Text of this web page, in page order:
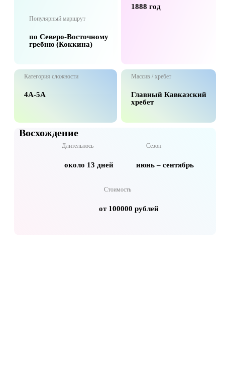
Популярный маршрут
по Северо-Восточному
гребню (Коккина)
1888 год
Категория сложности
4А-5А
Массив / хребет
Главный Кавказский
хребет
Восхождение
Длительнось
около 13 дней
Сезон
июнь – сентябрь
Стоимость
от 100000 рублей